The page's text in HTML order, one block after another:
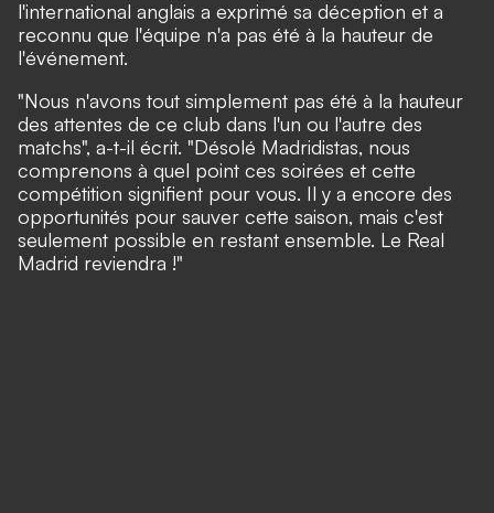
l'international anglais a exprimé sa déception et a
reconnu que l'équipe n'a pas été à la hauteur de
l'événement.
"Nous n'avons tout simplement pas été à la hauteur
des attentes de ce club dans l'un ou l'autre des
matchs", a-t-il écrit. "Désolé Madridistas, nous
comprenons à quel point ces soirées et cette
compétition signifient pour vous. Il y a encore des
opportunités pour sauver cette saison, mais c'est
seulement possible en restant ensemble. Le Real
Madrid reviendra !"